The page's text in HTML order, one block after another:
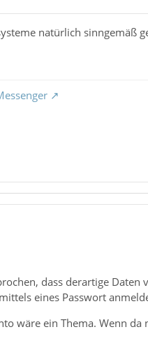
natürlich sinngemäß
dass derartige Daten
eines Passwort
wäre ein Thema. Wenn